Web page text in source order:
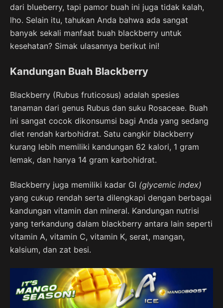
dari blueberry, tapi pamor buah ini juga tidak kalah,
lho. Selain itu, tahukan Anda bahwa ada sangat
banyak sekali manfaat buah blackberry untuk
kesehatan? Simak ulasannya berikut ini!
Kandungan Buah Blackberry
Blackberry (Rubus fruticosus) adalah spesies
tanaman dari genus Rubus dan suku Rosaceae. Buah
ini sangat cocok dikonsumsi bagi Anda yang sedang
diet rendah karbohidrat. Satu cangkir blackberry
kurang lebih memiliki kandungan 62 kalori, 1 gram
lemak, dan hanya 14 gram karbohidrat.
Blackberry juga memiliki kadar GI (glycemic index)
yang cukup rendah serta dilengkapi dengan berbagai
kandungan vitamin dan mineral. Kandungan nutrisi
yang terkandung dalam blackberry antara lain seperti
vitamin A, vitamin C, vitamin K, serat, mangan,
kalsium, dan zat besi.